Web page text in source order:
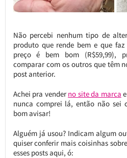
Não percebi nenhum tipo de
produto que rende bem e que
preço é bem bom (R$59,99),
comparar com os outros que têm
post anterior.
Achei pra vender no site da marca
nunca comprei lá, então não sei
bom avisar!
Alguém já usou? Indicam algum
quiser conferir mais coisinhas
esses posts aqui, ó: